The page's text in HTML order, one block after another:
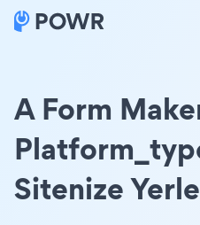
A Form
Sitenize